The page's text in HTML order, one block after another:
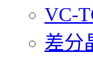
VC-
差分